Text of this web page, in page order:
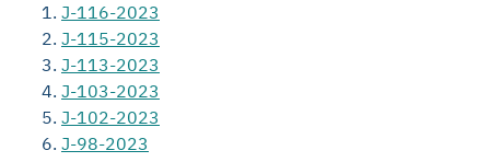
J-116-2023
J-115-2023
J-113-2023
J-103-2023
J-102-2023
J-98-2023